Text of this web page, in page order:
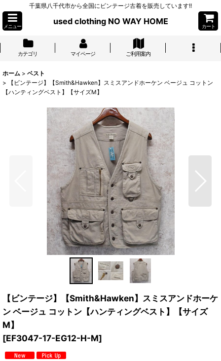
千葉県八千代市から全国にビンテージ古着を販売しています!!
メニュー
used clothing NO WAY HOME
カート
カテゴリ マイページ ご利用案内
ホーム > ベスト
>
【ビンテージ】【Smith&Hawken】スミスアンドホーケン ベージュ コットン
【ハンティングベスト】【サイズM】
【ビンテージ】【Smith&Hawken】スミスアンドホーケ
ン ベージュ コットン【ハンティングベスト】【サイズ
M】
[EF3047-17-EG12-H-M]